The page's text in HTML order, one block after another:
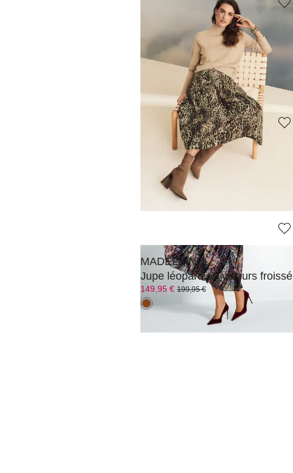
MADELEINE
Jupe
119,95 € 229,95 €
MADELEINE
179,95 €
MADELEINE
Jupe léopard en velours froissé
149,95 € 199,95 €